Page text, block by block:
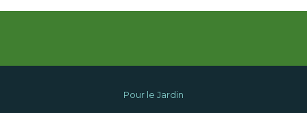
Pour le Jardin